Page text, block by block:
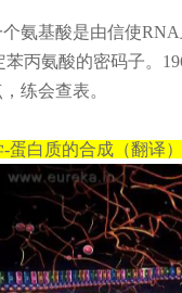
氨基酸是由信使
丙氨酸的密码子。
练会查表。
白质的合成（翻译）